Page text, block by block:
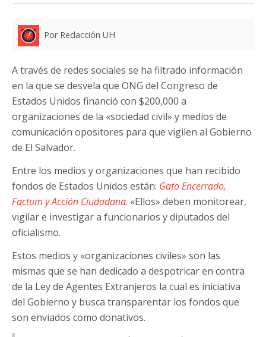
Por Redacción UH
A través de redes sociales se ha filtrado información
en la que se desvela que ONG del Congreso de
Estados Unidos financió con $200,000 a
organizaciones de la «sociedad civil» y medios de
comunicación opositores para que vigilen al Gobierno
de El Salvador.
Entre los medios y organizaciones que han recibido
fondos de Estados Unidos están: Gato Encerrado,
Factum y Acción Ciudadana. «Ellos» deben monitorear,
vigilar e investigar a funcionarios y diputados del
oficialismo.
Estos medios y «organizaciones civiles» son las
mismas que se han dedicado a despotricar en contra
de la Ley de Agentes Extranjeros la cual es iniciativa
del Gobierno y busca transparentar los fondos que
son enviados como donativos.